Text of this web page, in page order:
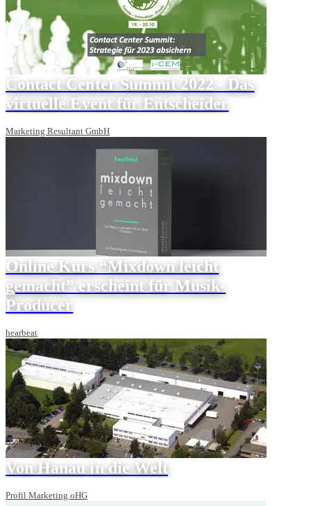
Contact Center Summit 2022 - Das
virtuelle Event für Entscheider
Marketing Resultant GmbH
Online Kurs “Mixdown leicht
gemacht” erscheint für Musik-
Producer
hearbeat
Von Hanau in die Welt
Profil Marketing oHG